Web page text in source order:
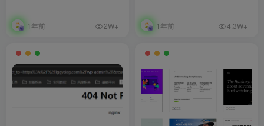
1年前 2W+ 1年前 4.3W+